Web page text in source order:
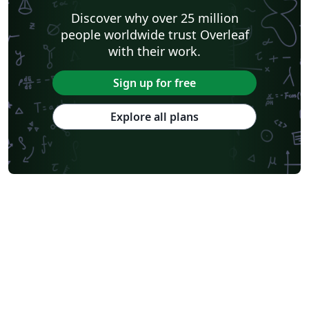
Discover why over 25 million
people worldwide trust Overleaf
with their work.
Sign up for free
Explore all plans